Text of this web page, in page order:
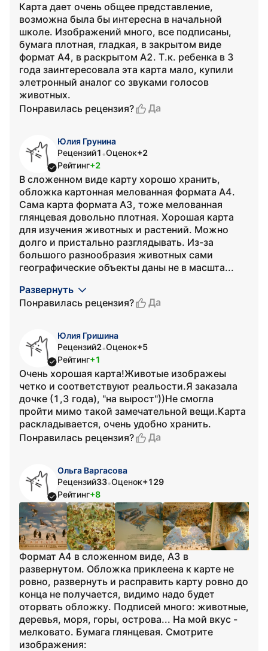
Карта дает очень общее представление,
возможна была бы интересна в начальной
школе. Изображений много, все подписаны,
бумага плотная, гладкая, в закрытом виде
формат А4, в раскрытом А2. Т.к. ребенка в 3
года заинтересовала эта карта мало, купили
элетронный аналог со звуками голосов
животных.
Понравилась рецензия?
Да
Юлия Грунина
Рецензий1 •Оценок+2
Рейтинг+2
В сложенном виде карту хорошо хранить,
обложка картонная мелованная формата А4.
Сама карта формата А3, тоже мелованная
глянцевая довольно плотная. Хорошая карта
для изучения животных и растений. Можно
долго и пристально разглядывать. Из-за
большого разнообразия животных сами
географические объекты даны не в масшта...
Развернуть
Понравилась рецензия?
Да
Юлия Гришина
Рецензий2•Оценок+5
Рейтинг+1
Очень хорошая карта!Животые изображеы
четко и соответствуют реальости.Я заказала
дочке (1,3 года), "на вырост"))Не смогла
пройти мимо такой замечательной вещи.Карта
раскладывается, очень удобно хранить.
Понравилась рецензия?
Да
Ольга Варгасова
Рецензий33•Оценок+129
Рейтинг+8
Формат А4 в сложенном виде, А3 в
развернутом. Обложка приклеена к карте не
ровно, развернуть и расправить карту ровно до
конца не получается, видимо надо будет
оторвать обложку. Подписей много: животные,
деревья, моря, горы, острова... На мой вкус -
мелковато. Бумага глянцевая. Смотрите
изображения: